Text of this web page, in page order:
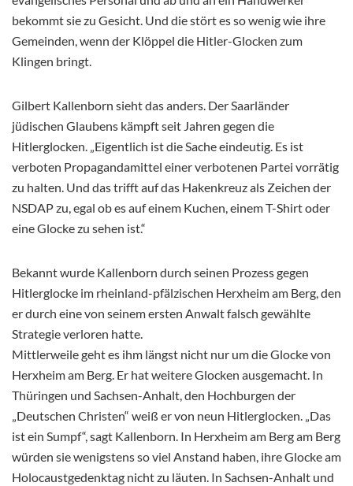
bekommt sie zu Gesicht. Und die stört es so wenig wie ihre
Gemeinden, wenn der Klöppel die Hitler-Glocken zum
Klingen bringt.
Gilbert Kallenborn sieht das anders. Der Saarländer
jüdischen Glaubens kämpft seit Jahren gegen die
Hitlerglocken. „Eigentlich ist die Sache eindeutig. Es ist
verboten Propagandamittel einer verbotenen Partei vorrätig
zu halten. Und das trifft auf das Hakenkreuz als Zeichen der
NSDAP zu, egal ob es auf einem Kuchen, einem T-Shirt oder
eine Glocke zu sehen ist.“
Bekannt wurde Kallenborn durch seinen Prozess gegen
Hitlerglocke im rheinland-pfälzischen Herxheim am Berg, den
er durch eine von seinem ersten Anwalt falsch gewählte
Strategie verloren hatte.
Mittlerweile geht es ihm längst nicht nur um die Glocke von
Herxheim am Berg. Er hat weitere Glocken ausgemacht. In
Thüringen und Sachsen-Anhalt, den Hochburgen der
„Deutschen Christen“ weiß er von neun Hitlerglocken. „Das
ist ein Sumpf“, sagt Kallenborn. In Herxheim am Berg am Berg
würden sie wenigstens so viel Anstand haben, ihre Glocke am
Holocaustgedenktag nicht zu läuten. In Sachsen-Anhalt und